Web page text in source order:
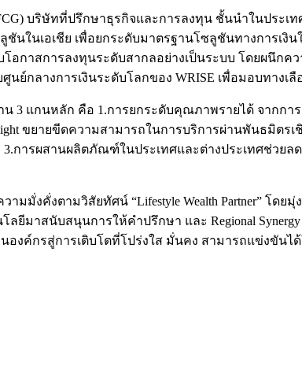
บริษัทที่ปรึกษาธุรกิจและการลงทุน ชั้นนำในประเ
ในเอเชีย เพื่อยกระดับมาตรฐานโซลูชันทางการเงิน
โอกาสการลงทุนระดับสากลอย่างเป็นระบบ โดยผนึก
นย์กลางการเงินระดับโลกของ WRISE เพื่อมอบทาง
3 แกนหลัก คือ 1.การยกระดับคุณภาพรายได้ จากก
ขยายขีดความสามารถในการบริการผ่านพันธมิตรเ
การผสานผลิตภัณฑ์ในประเทศและต่างประเทศช่วย
มั่งคั่งตามวิสัยทัศน์ “Lifestyle Wealth Partner” โด
นโลยีมาสนับสนุนการให้คำปรึกษา และ Regional
งค์กรสู่การเติบโตที่โปร่งใส มั่นคง สามารถแข่งขันได้